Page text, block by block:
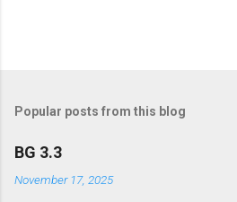
Popular posts from this blog
BG 3.3
November 17, 2025